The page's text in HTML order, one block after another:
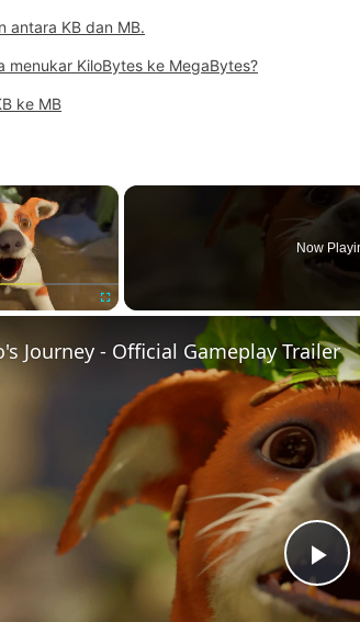
antara KB dan MB.
menukar KiloBytes ke MegaBytes?
ke MB
×
Now
P
Journey - Official Gameplay Trailer